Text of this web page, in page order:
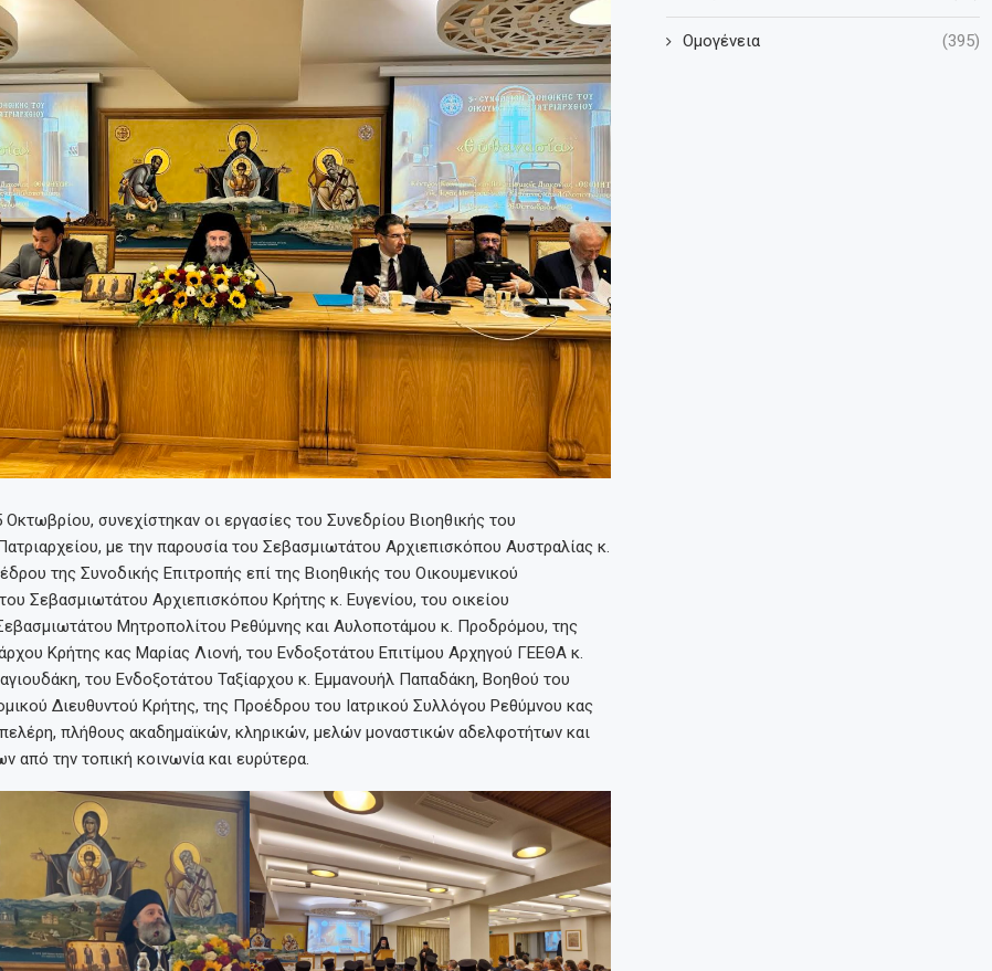
συνεχίστηκαν οι εργασίες του Συνεδρίου Βιοηθικής του
με την παρουσία του Σεβασμιωτάτου Αρχιεπισκόπου Αυστραλίας κ.
της Συνοδικής Επιτροπής επί της Βιοηθικής του Οικουμενικού
Σεβασμιωτάτου Αρχιεπισκόπου Κρήτης κ. Ευγενίου, του οικείου
Μητροπολίτου Ρεθύμνης και Αυλοποτάμου κ. Προδρόμου, της
Κρήτης κας Μαρίας Λιονή, του Ενδοξοτάτου Επιτίμου Αρχηγού ΓΕΕΘΑ κ.
του Ενδοξοτάτου Ταξίαρχου κ. Εμμανουήλ Παπαδάκη, Βοηθού του
Διευθυντού Κρήτης, της Προέδρου του Ιατρικού Συλλόγου Ρεθύμνου κας
πλήθους ακαδημαϊκών, κληρικών, μελών μοναστικών αδελφοτήτων και
από την τοπική κοινωνία και ευρύτερα.
Ομογένεια (395)